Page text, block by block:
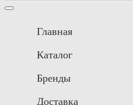
Главная
Каталог
Бренды
Доставка